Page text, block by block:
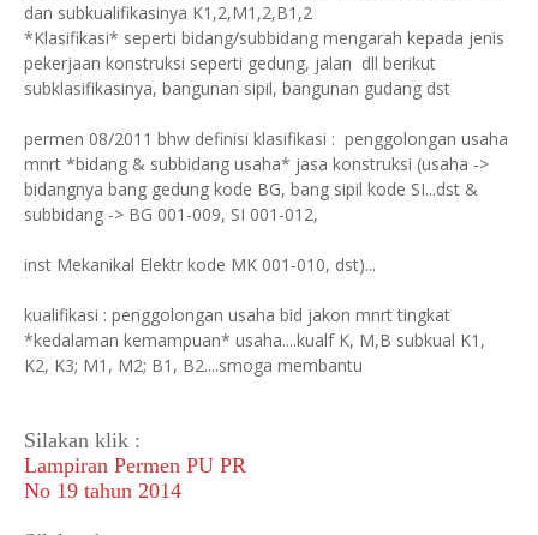
dan subkualifikasinya K1,2,M1,2,B1,2
*Klasifikasi* seperti bidang/subbidang mengarah kepada jenis
pekerjaan konstruksi seperti gedung, jalan dll berikut
subklasifikasinya, bangunan sipil, bangunan gudang dst
permen 08/2011 bhw definisi klasifikasi : penggolongan usaha
mnrt *bidang & subbidang usaha* jasa konstruksi (usaha ->
bidangnya bang gedung kode BG, bang sipil kode SI...dst &
subbidang -> BG 001-009, SI 001-012,
inst Mekanikal Elektr kode MK 001-010, dst)...
kualifikasi : penggolongan usaha bid jakon mnrt tingkat
*kedalaman kemampuan* usaha....kualf K, M,B subkual K1,
K2, K3; M1, M2; B1, B2....smoga membantu
Silakan klik :
Lampiran Permen PU PR
No 19 tahun 2014